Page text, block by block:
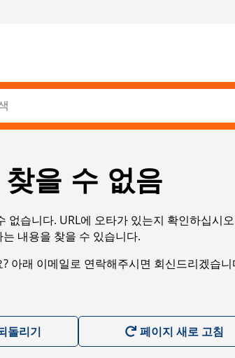
을 수 없음
없습니다. URL에 오타가 있는지 확인하십시
내용을 찾을 수 있습니다.
아래 이메일로 연락해주시면 회신드리겠습
돌리기 페이지 새로 고침